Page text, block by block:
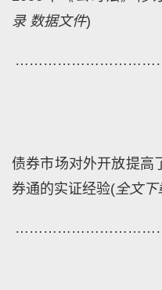
录 数据文件)
…… ………
债券市场对外开放提
券通的实证经验(全文下
…… ………